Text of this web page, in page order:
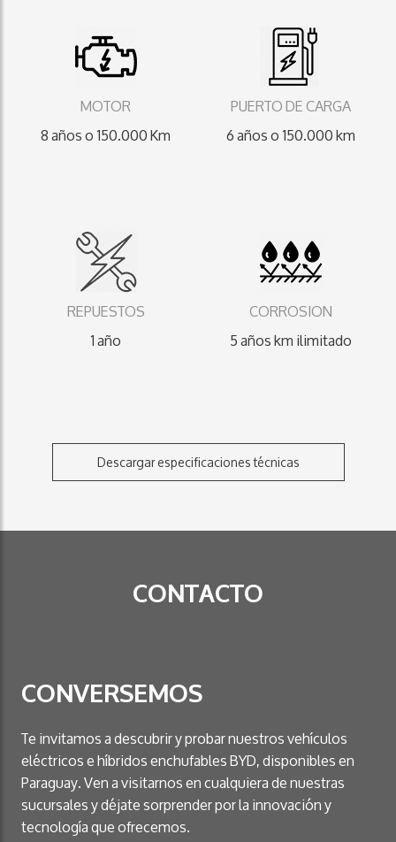
MOTOR
8 años o 150.000 Km
PUERTO DE CARGA
6 años o 150.000 km
REPUESTOS
1 año
CORROSION
5 años km ilimitado
Descargar especificaciones técnicas
CONTACTO
CONVERSEMOS
Te invitamos a descubrir y probar nuestros vehículos
eléctricos e híbridos enchufables BYD, disponibles en
Paraguay. Ven a visitarnos en cualquiera de nuestras
sucursales y déjate sorprender por la innovación y
tecnología que ofrecemos.